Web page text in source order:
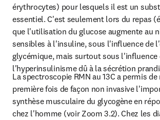
érythrocytes) pour lesquels il est un
essentiel. C'est seulement lors du repas
que l'utilisation du glucose augmente au
sensibles à l'insuline, sous l'influence de
glycémique, mais surtout sous l'influence
l'hyperinsulinisme dû à la sécrétion
La spectroscopie RMN au 13C a permis
première fois de façon non invasive
synthèse musculaire du glycogène en
chez l'homme (voir Zoom 3.2). Chez les